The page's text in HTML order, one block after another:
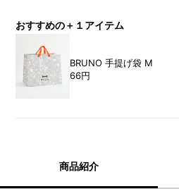
おすすめの＋１アイテム
BRUNO 手提げ袋 M
66円
商品紹介